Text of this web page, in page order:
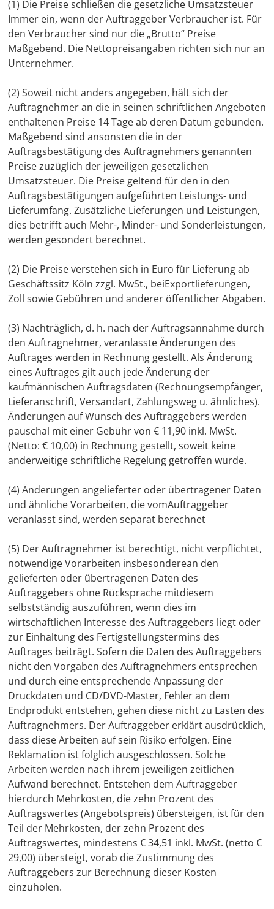
(1) Die Preise schließen die gesetzliche Umsatzsteuer
Immer ein, wenn der Auftraggeber Verbraucher ist. Für
den Verbraucher sind nur die „Brutto“ Preise
Maßgebend. Die Nettopreisangaben richten sich nur an
Unternehmer.
(2) Soweit nicht anders angegeben, hält sich der
Auftragnehmer an die in seinen schriftlichen Angeboten
enthaltenen Preise 14 Tage ab deren Datum gebunden.
Maßgebend sind ansonsten die in der
Auftragsbestätigung des Auftragnehmers genannten
Preise zuzüglich der jeweiligen gesetzlichen
Umsatzsteuer. Die Preise geltend für den in den
Auftragsbestätigungen aufgeführten Leistungs- und
Lieferumfang. Zusätzliche Lieferungen und Leistungen,
dies betrifft auch Mehr-, Minder- und Sonderleistungen,
werden gesondert berechnet.
(2) Die Preise verstehen sich in Euro für Lieferung ab
Geschäftssitz Köln zzgl. MwSt., beiExportlieferungen,
Zoll sowie Gebühren und anderer öffentlicher Abgaben.
(3) Nachträglich, d. h. nach der Auftragsannahme durch
den Auftragnehmer, veranlasste Änderungen des
Auftrages werden in Rechnung gestellt. Als Änderung
eines Auftrages gilt auch jede Änderung der
kaufmännischen Auftragsdaten (Rechnungsempfänger,
Lieferanschrift, Versandart, Zahlungsweg u. ähnliches).
Änderungen auf Wunsch des Auftraggebers werden
pauschal mit einer Gebühr von € 11,90 inkl. MwSt.
(Netto: € 10,00) in Rechnung gestellt, soweit keine
anderweitige schriftliche Regelung getroffen wurde.
(4) Änderungen angelieferter oder übertragener Daten
und ähnliche Vorarbeiten, die vomAuftraggeber
veranlasst sind, werden separat berechnet
(5) Der Auftragnehmer ist berechtigt, nicht verpflichtet,
notwendige Vorarbeiten insbesonderean den
gelieferten oder übertragenen Daten des
Auftraggebers ohne Rücksprache mitdiesem
selbstständig auszuführen, wenn dies im
wirtschaftlichen Interesse des Auftraggebers liegt oder
zur Einhaltung des Fertigstellungstermins des
Auftrages beiträgt. Sofern die Daten des Auftraggebers
nicht den Vorgaben des Auftragnehmers entsprechen
und durch eine entsprechende Anpassung der
Druckdaten und CD/DVD-Master, Fehler an dem
Endprodukt entstehen, gehen diese nicht zu Lasten des
Auftragnehmers. Der Auftraggeber erklärt ausdrücklich,
dass diese Arbeiten auf sein Risiko erfolgen. Eine
Reklamation ist folglich ausgeschlossen. Solche
Arbeiten werden nach ihrem jeweiligen zeitlichen
Aufwand berechnet. Entstehen dem Auftraggeber
hierdurch Mehrkosten, die zehn Prozent des
Auftragswertes (Angebotspreis) übersteigen, ist für den
Teil der Mehrkosten, der zehn Prozent des
Auftragswertes, mindestens € 34,51 inkl. MwSt. (netto €
29,00) übersteigt, vorab die Zustimmung des
Auftraggebers zur Berechnung dieser Kosten
einzuholen.